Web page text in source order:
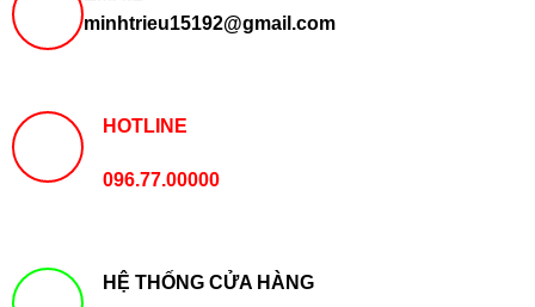
minhtrieu15192@gmail.com
HOTLINE
096.77.00000
HỆ THỐNG CỬA HÀNG